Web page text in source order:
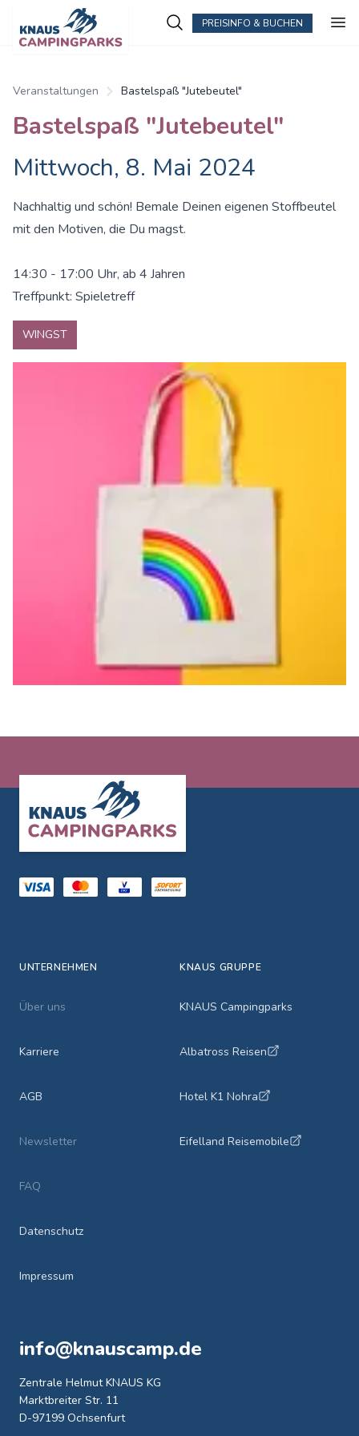
PREISINFO & BUCHEN
Veranstaltungen Bastelspaß "Jutebeutel"
Bastelspaß "Jutebeutel"
Mittwoch, 8. Mai 2024
Nachhaltig und schön! Bemale Deinen eigenen Stoffbeutel
mit den Motiven, die Du magst.
14:30 - 17:00 Uhr, ab 4 Jahren
Treffpunkt: Spieletreff
WINGST
UNTERNEHMEN
Über uns
Karriere
AGB
Newsletter
FAQ
Datenschutz
Impressum
KNAUS GRUPPE
KNAUS Campingparks
Albatross Reisen
Hotel K1 Nohra
Eifelland Reisemobile
info@knauscamp.de
Zentrale Helmut KNAUS KG
Marktbreiter Str. 11
D-97199 Ochsenfurt